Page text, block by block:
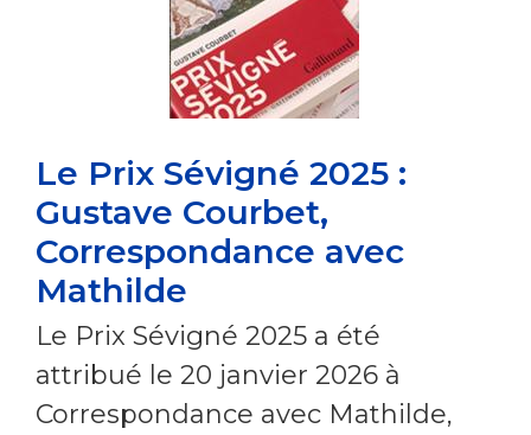
Le Prix Sévigné 2025 :
Gustave Courbet,
Correspondance avec
Mathilde
Le Prix Sévigné 2025 a été
attribué le 20 janvier 2026 à
Correspondance avec Mathilde,